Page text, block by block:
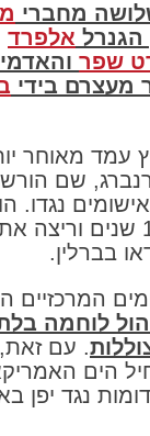
מחברי
הגנרל אלפרד
שפר
מעצרם בידי
עמד מאוחר
שם
נגדו.
עונש של 10 שנים
בברלין.
המרכזיים
לוחמה
. עם
הים
נגד יפן